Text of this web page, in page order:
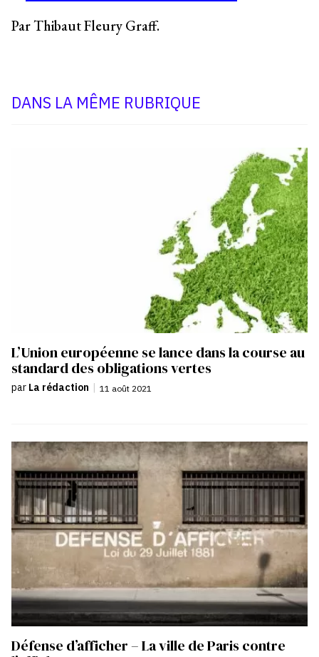
Par Thibaut Fleury Graff.
DANS LA MÊME RUBRIQUE
L’Union européenne se lance dans la course au
standard des obligations vertes
par La rédaction | 11 août 2021
Défense d’afficher – La ville de Paris contre